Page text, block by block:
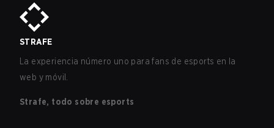
STRAFE
La experiencia número uno para fans de esports en la
web y móvil.
Strafe, todo sobre esports